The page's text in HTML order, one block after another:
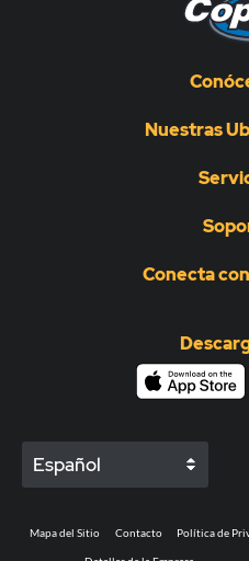
Nuestras
Conecta
Español
Mapa del Sitio Contacto Política de